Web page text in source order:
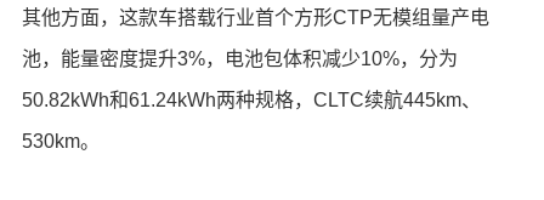
其他方面，这款车搭载行业首个方形CTP无模组量产电
池，能量密度提升3%，电池包体积减少10%，分为
50.82kWh和61.24kWh两种规格，CLTC续航445km、
530km。